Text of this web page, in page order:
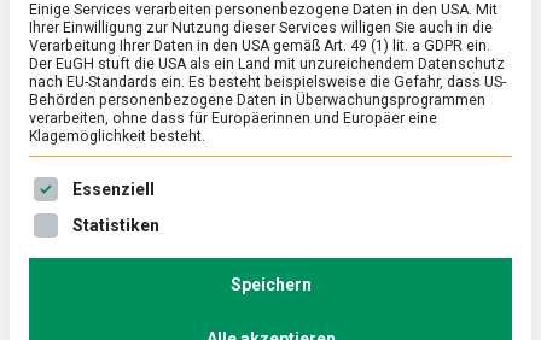
ERNÄHRUNG & GESUNDHEIT /FEATURED
Genuss in Hülle und Fülle: Tortellini
11. Februar 2022
Genuss
An den Bauchnabel der römischen Liebesgöttin
Venus sollen Tortellini erinnern. In den USA werden
Tag gefeiert. Grund genug, nach Spandau zur
Einige Services verarbeiten personenbezogene Daten in den USA. Mit
Ihrer Einwilligung zur Nutzung dieser Services willigen Sie auch in die
Verarbeitung Ihrer Daten in den USA gemäß Art. 49 (1) lit. a GDPR ein.
Der EuGH stuft die USA als ein Land mit unzureichendem Datenschutz
nach EU-Standards ein. Es besteht beispielsweise die Gefahr, dass US-
Behörden personenbezogene Daten in Überwachungsprogrammen
verarbeiten, ohne dass für Europäerinnen und Europäer eine
Klagemöglichkeit besteht.
Es folgt eine Liste der Service-Gruppen, für die eine
Essenziell
Statistiken
Speichern